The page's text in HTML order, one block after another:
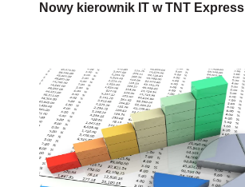
Nowy kierownik IT w TNT Express